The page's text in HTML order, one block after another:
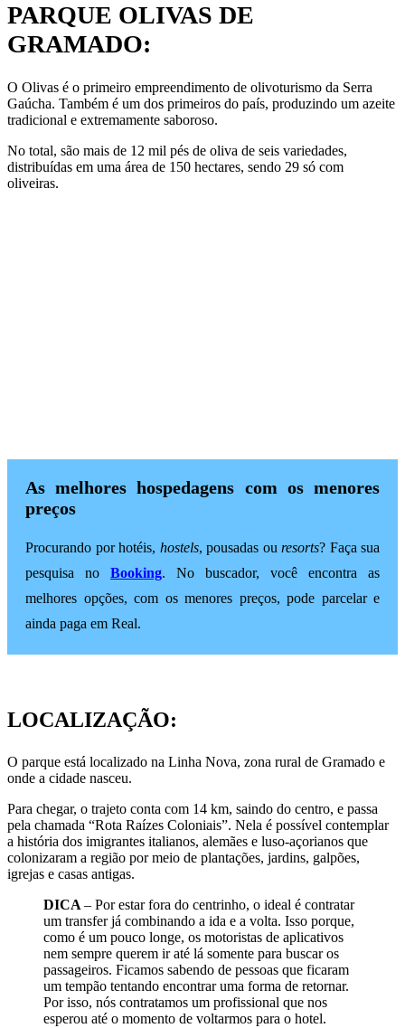
PARQUE OLIVAS DE
GRAMADO:
O Olivas é o primeiro empreendimento de olivoturismo da Serra
Gaúcha. Também é um dos primeiros do país, produzindo um azeite
tradicional e extremamente saboroso.
No total, são mais de 12 mil pés de oliva de seis variedades,
distribuídas em uma área de 150 hectares, sendo 29 só com
oliveiras.
As melhores hospedagens com os menores
preços
Procurando por hotéis, hostels, pousadas ou resorts? Faça sua
pesquisa no Booking. No buscador, você encontra as
melhores opções, com os menores preços, pode parcelar e
ainda paga em Real.
LOCALIZAÇÃO:
O parque está localizado na Linha Nova, zona rural de Gramado e
onde a cidade nasceu.
Para chegar, o trajeto conta com 14 km, saindo do centro, e passa
pela chamada “Rota Raízes Coloniais”. Nela é possível contemplar
a história dos imigrantes italianos, alemães e luso-açorianos que
colonizaram a região por meio de plantações, jardins, galpões,
igrejas e casas antigas.
DICA – Por estar fora do centrinho, o ideal é contratar
um transfer já combinando a ida e a volta. Isso porque,
como é um pouco longe, os motoristas de aplicativos
nem sempre querem ir até lá somente para buscar os
passageiros. Ficamos sabendo de pessoas que ficaram
um tempão tentando encontrar uma forma de retornar.
Por isso, nós contratamos um profissional que nos
esperou até o momento de voltarmos para o hotel.